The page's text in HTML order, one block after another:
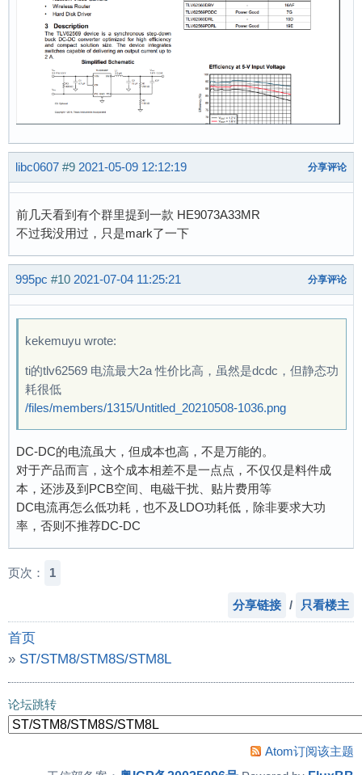
libc0607 #9 2021-05-09 12:12:19 分享评论
前几天看到有个群里提到一款 HE9073A33MR
不过我没用过，只是mark了一下
995pc #10 2021-07-04 11:25:21 分享评论
kekemuyu wrote:
ti的tlv62569 电流最大2a 性价比高，虽然是dcdc，但静态功
耗很低
/files/members/1315/Untitled_20210508-1036.png
DC-DC的电流虽大，但成本也高，不是万能的。
对于产品而言，这个成本相差不是一点点，不仅仅是料件成
本，还涉及到PCB空间、电磁干扰、贴片费用等
DC电流再怎么低功耗，也不及LDO功耗低，除非要求大功
率，否则不推荐DC-DC
页次： 1
分享链接 / 只看楼主
首页
» ST/STM8/STM8S/STM8L
»请大家推荐一款 5V转3.3V的 低功耗LDO吗？
论坛跳转
Atom订阅该主题